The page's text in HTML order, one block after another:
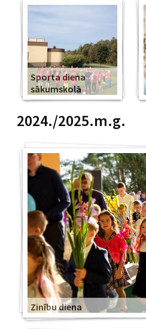
Sporta diena
sākumskolā
2024./2025.m.g.
Zinību diena